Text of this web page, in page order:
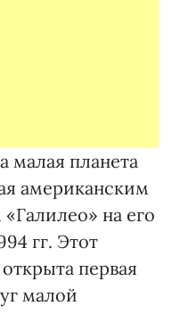
малая планета
американским
на его
гг. Этот
первая
малой